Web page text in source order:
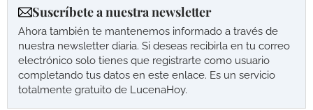
Suscríbete a nuestra newsletter
Ahora también te mantenemos informado a través de
nuestra newsletter diaria. Si deseas recibirla en tu correo
electrónico solo tienes que registrarte como usuario
completando tus datos en este enlace. Es un servicio
totalmente gratuito de LucenaHoy.